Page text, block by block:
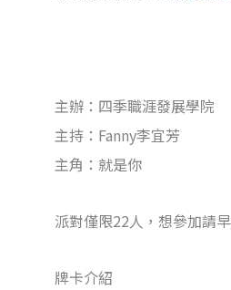
主辦：四季職涯發展學院
主持：Fanny李宜芳
主角：就是你
派對僅限22人，想參加請
牌卡介紹